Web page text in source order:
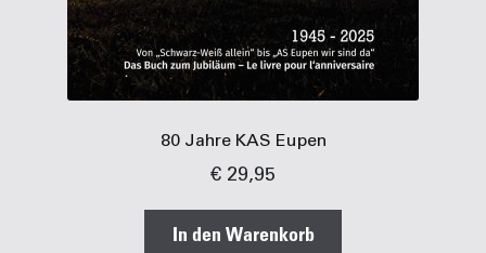
80 Jahre KAS Eupen
€ 29,95
In den Warenkorb